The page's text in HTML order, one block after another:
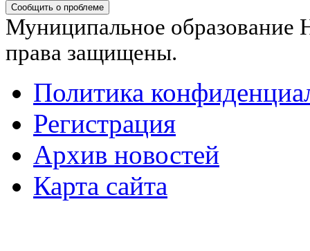
Сообщить о проблеме
Муниципальное образование
права защищены.
Политика
Регистрация
Архив новостей
Карта сайта